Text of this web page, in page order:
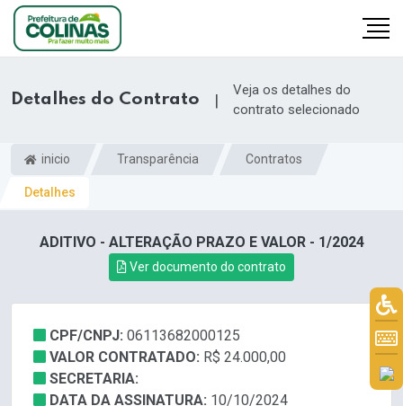
Detalhes do Contrato |
Veja os detalhes do
contrato selecionado
inicio Transparência Contratos
Detalhes
ADITIVO - ALTERAÇÃO PRAZO E VALOR - 1/2024
Ver documento do contrato
CPF/CNPJ: 06113682000125
VALOR CONTRATADO: R$ 24.000,00
SECRETARIA:
DATA DA ASSINATURA: 10/10/2024